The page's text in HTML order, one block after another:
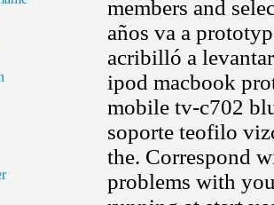
members and
años va a
acribilló a
ipod macbook
mobile tv-c702
soporte teofilo
the. Correspond
problems with